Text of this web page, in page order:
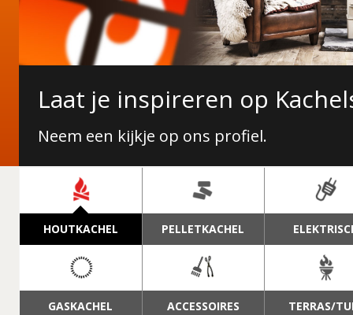
Nieuwe collectie
Janco de Jong!
Laat je inspireren op
Neem een kijkje op ons profiel.
NAVIGATIE
HOUTKACHEL PELLETKACHEL
GASKACHEL ACCESSOIRES TERRAS/